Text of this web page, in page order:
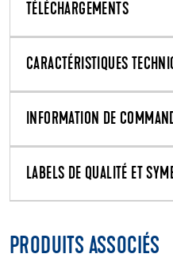
TÉLÉCHARGEMENTS
CARACTÉRISTIQUES
INFORMATION DE
LABELS DE QUALITÉ ET
PRODUITS ASSOCIÉS